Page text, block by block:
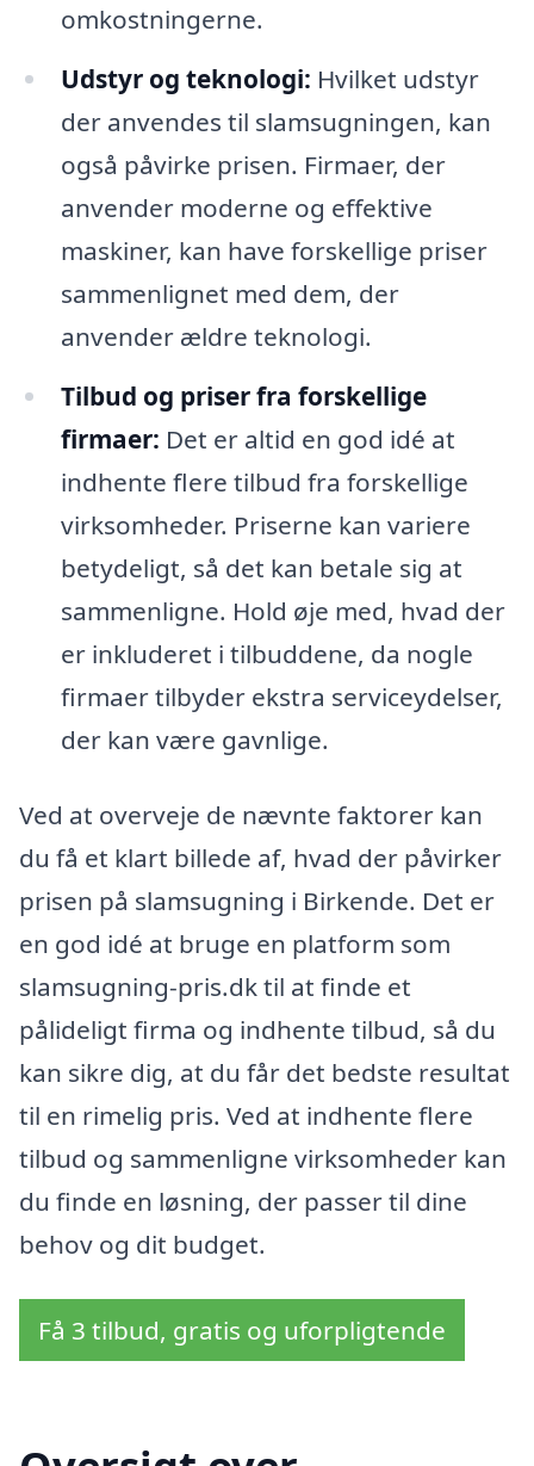
omkostningerne.
Udstyr og teknologi: Hvilket udstyr
der anvendes til slamsugningen, kan
også påvirke prisen. Firmaer, der
anvender moderne og effektive
maskiner, kan have forskellige priser
sammenlignet med dem, der
anvender ældre teknologi.
Tilbud og priser fra forskellige
firmaer: Det er altid en god idé at
indhente flere tilbud fra forskellige
virksomheder. Priserne kan variere
betydeligt, så det kan betale sig at
sammenligne. Hold øje med, hvad der
er inkluderet i tilbuddene, da nogle
firmaer tilbyder ekstra serviceydelser,
der kan være gavnlige.
Ved at overveje de nævnte faktorer kan
du få et klart billede af, hvad der påvirker
prisen på slamsugning i Birkende. Det er
en god idé at bruge en platform som
slamsugning-pris.dk til at finde et
pålideligt firma og indhente tilbud, så du
kan sikre dig, at du får det bedste resultat
til en rimelig pris. Ved at indhente flere
tilbud og sammenligne virksomheder kan
du finde en løsning, der passer til dine
behov og dit budget.
Få 3 tilbud, gratis og uforpligtende